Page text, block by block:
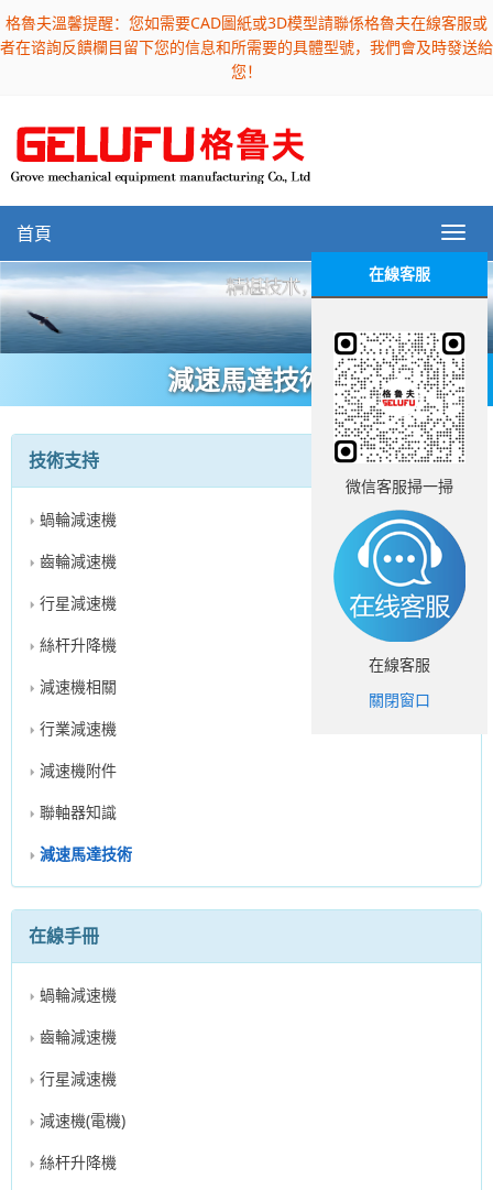
格魯夫溫馨提醒：您如需要CAD圖紙或3D模型請聯係格魯夫在線客服或
者在谘詢反饋欄目留下您的信息和所需要的具體型號，我們會及時發送給
您！
首頁
減速馬達技術
技術支持
蝸輪減速機
齒輪減速機
行星減速機
絲杆升降機
減速機相關
行業減速機
減速機附件
聯軸器知識
減速馬達技術
在線手冊
蝸輪減速機
齒輪減速機
行星減速機
減速機(電機)
絲杆升降機
在線客服
微信客服掃一掃
在線客服
關閉窗口